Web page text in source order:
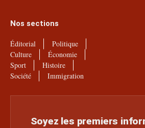
Nos sections
Éditorial
Politique
Culture
Économie
Sport
Histoire
Société
Immigration
Soyez les premiers